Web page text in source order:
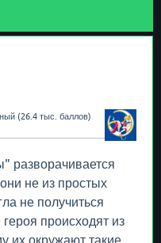
(26.4 тыс. баллов)
разворачивается
не из простых
не получиться
происходят из
их окружают такие